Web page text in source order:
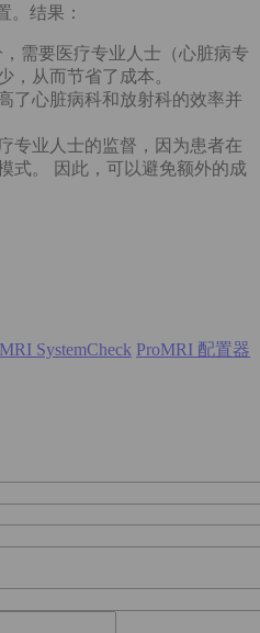
。结果：
需要医疗专业人士（心脏病专
，从而节省了成本。
了心脏病科和放射科的效率并
专业人士的监督，因为患者在
式。 因此，可以避免额外的成
SystemCheck ProMRI 配置器